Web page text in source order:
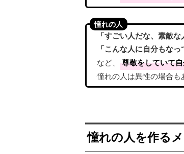
憧れの人
「すごい人だな、素敵な
「こんな人に自分もなっ
など、 尊敬をしていて
憧れの人は異性の場合も
憧れの人を作る